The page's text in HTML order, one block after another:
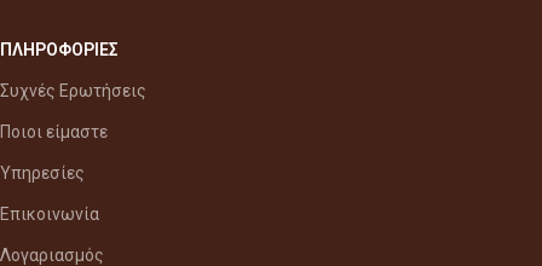
ΠΛΗΡΟΦΟΡΙΕΣ
Συχνές Ερωτήσεις
Ποιοι είμαστε
Υπηρεσίες
Επικοινωνία
Λογαριασμός